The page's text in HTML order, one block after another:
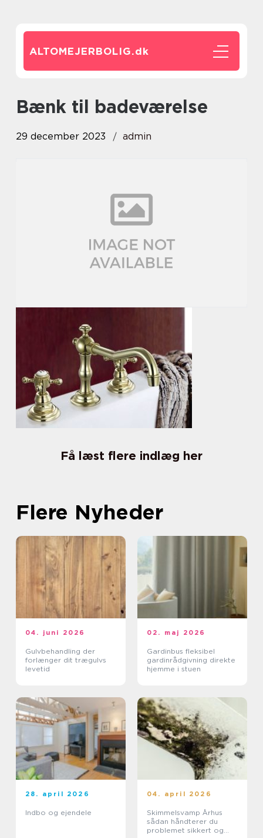
ALTOMEJERBOLIG.dk
bænk til badeværelse
29 december 2023 admin
Få læst flere indlæg her
Flere Nyheder
04. juni 2026
Gulvbehandling der
forlænger dit trægulvs
levetid
02. maj 2026
Gardinbus fleksibel
gardinrådgivning direkte
hjemme i stuen
28. april 2026
Indbo og ejendele
04. april 2026
Skimmelsvamp Århus
sådan håndterer du
problemet sikkert og